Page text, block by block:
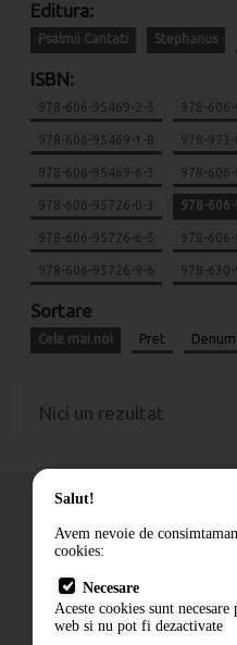
Editura:
Psalmii Cantati Stephanus
ISBN:
978-606-95469-2-5 978-
978-606-95469-1-8 978-
978-606-95469-6-3 978-
978-606-95726-0-3 978-
978-606-95726-6-5 978-
978-606-95726-9-6 978-
Sortare
Cele mai noi Pret
Nici un rezultat
Cum comand
Livrare
Contact
Salut!
Avem nevoie de
cookies:
Necesare
Aceste cookies sunt
web si nu pot fi dezactivate